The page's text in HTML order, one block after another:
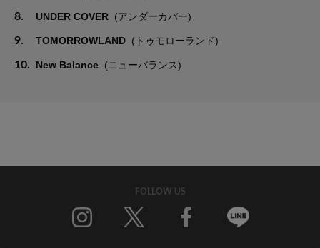
8. UNDER COVER (アンダーカバー)
9. TOMORROWLAND (トゥモローランド)
10. New Balance (ニューバランス)
FOLLOW US